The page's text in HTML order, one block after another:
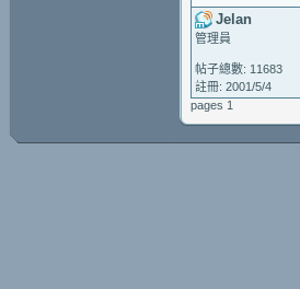
Jelan
管理員
帖子總數: 11683
註冊: 2001/5/4
pages 1